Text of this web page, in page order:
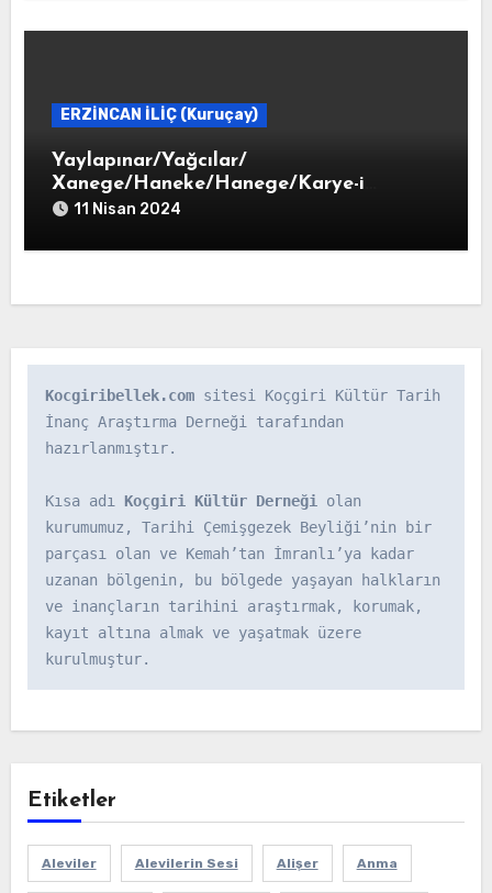
ERZİNCAN İLİÇ (Kuruçay)
Yaylapınar/Yağcılar/
Xanege/Haneke/Hanege/Karye-i
Haneke
11 Nisan 2024
Kocgiribellek.com sitesi Koçgiri Kültür Tarih
İnanç Araştırma Derneği tarafından
hazırlanmıştır.
Kısa adı Koçgiri Kültür Derneği olan
kurumumuz, Tarihi Çemişgezek Beyliği’nin bir
parçası olan ve Kemah’tan İmranlı’ya kadar
uzanan bölgenin, bu bölgede yaşayan halkların
ve inançların tarihini araştırmak, korumak,
kayıt altına almak ve yaşatmak üzere
kurulmuştur.
Etiketler
Aleviler Alevilerin Sesi Alişer Anma